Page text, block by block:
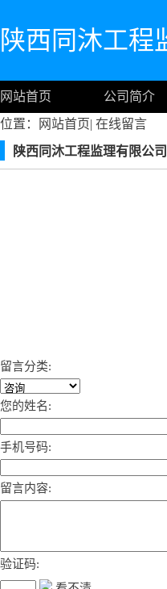
陕西同沐工程
网站首页 公司简介
位置：
网站首页| 在线留言
陕西同沐工程监理有限公
留言分类:
您的姓名:
手机号码:
留言内容:
验证码: